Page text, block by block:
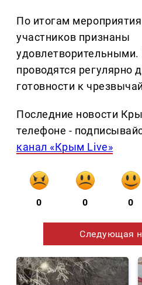
По итогам
участников признаны
проводятся регулярно
готовности к
Последние новости
телефоне -
канал «Крым Live»
0 0 0
Следующая